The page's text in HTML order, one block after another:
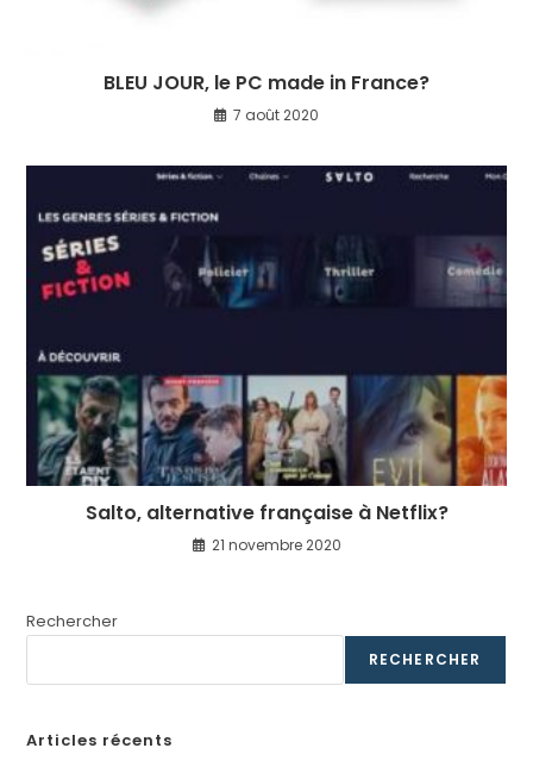
BLEU JOUR, le PC made in France?
7 août 2020
Salto, alternative française à Netflix?
21 novembre 2020
Rechercher
RECHERCHER
Articles récents